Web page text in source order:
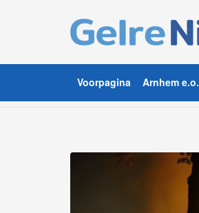
Voorpagina Arnhem e.o.